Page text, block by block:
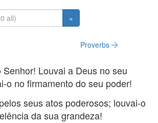
»
Proverbs
Senhor! Louvai a Deus no seu
o no firmamento do seu poder!
seus atos poderosos; louvai-o
da sua grandeza!